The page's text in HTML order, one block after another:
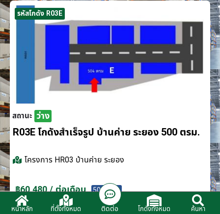
รหัสโกดัง R03E
สถานะ ว่าง
R03E โกดังสำเร็จรูป บ้านค่าย ระยอง 500 ตรม.
โครงการ HR03 บ้านค่าย ระยอง
฿60,480 / ต่อเดือน 500 ตรม.
หน้าหลัก ที่ตั้งทั้งหมด ติดต่อ โกดังทั้งหมด ค้นหา